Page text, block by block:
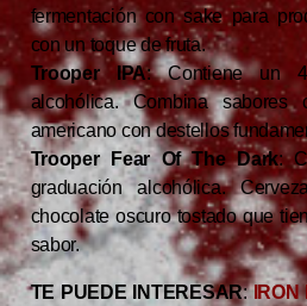
fermentación con sake para
con un toque de fruta.
Trooper IPA: Contiene un
alcohólica. Combina sabores
americano con destellos
Trooper Fear Of The Dark:
graduación alcohólica.
chocolate oscuro tostado que
sabor.
TE PUEDE INTERESAR:IRON